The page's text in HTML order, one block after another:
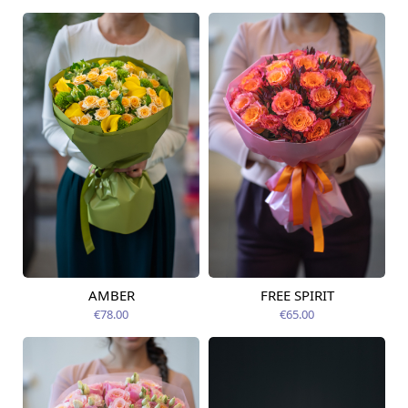
Pieejama no
AMBER
€78.00
Pieejams šodien
FREE SPIRIT
€65.00